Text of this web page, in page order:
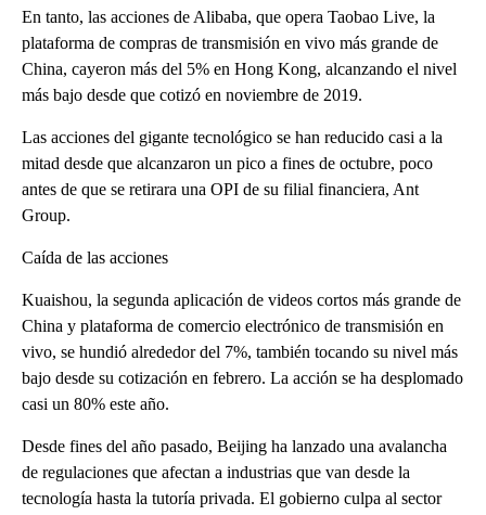
En tanto, las acciones de Alibaba, que opera Taobao Live, la
plataforma de compras de transmisión en vivo más grande de
China, cayeron más del 5% en Hong Kong, alcanzando el nivel
más bajo desde que cotizó en noviembre de 2019.
Las acciones del gigante tecnológico se han reducido casi a la
mitad desde que alcanzaron un pico a fines de octubre, poco
antes de que se retirara una OPI de su filial financiera, Ant
Group.
Caída de las acciones
Kuaishou, la segunda aplicación de videos cortos más grande de
China y plataforma de comercio electrónico de transmisión en
vivo, se hundió alrededor del 7%, también tocando su nivel más
bajo desde su cotización en febrero. La acción se ha desplomado
casi un 80% este año.
Desde fines del año pasado, Beijing ha lanzado una avalancha
de regulaciones que afectan a industrias que van desde la
tecnología hasta la tutoría privada. El gobierno culpa al sector